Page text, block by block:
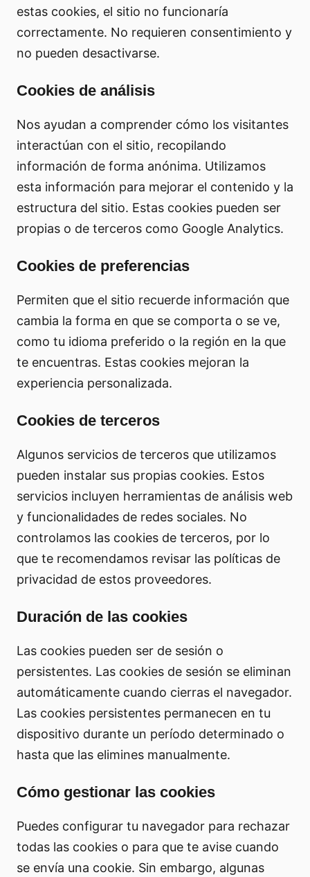
estas cookies, el sitio no funcionaría
correctamente. No requieren consentimiento y
no pueden desactivarse.
Cookies de análisis
Nos ayudan a comprender cómo los visitantes
interactúan con el sitio, recopilando
información de forma anónima. Utilizamos
esta información para mejorar el contenido y la
estructura del sitio. Estas cookies pueden ser
propias o de terceros como Google Analytics.
Cookies de preferencias
Permiten que el sitio recuerde información que
cambia la forma en que se comporta o se ve,
como tu idioma preferido o la región en la que
te encuentras. Estas cookies mejoran la
experiencia personalizada.
Cookies de terceros
Algunos servicios de terceros que utilizamos
pueden instalar sus propias cookies. Estos
servicios incluyen herramientas de análisis web
y funcionalidades de redes sociales. No
controlamos las cookies de terceros, por lo
que te recomendamos revisar las políticas de
privacidad de estos proveedores.
Duración de las cookies
Las cookies pueden ser de sesión o
persistentes. Las cookies de sesión se eliminan
automáticamente cuando cierras el navegador.
Las cookies persistentes permanecen en tu
dispositivo durante un período determinado o
hasta que las elimines manualmente.
Cómo gestionar las cookies
Puedes configurar tu navegador para rechazar
todas las cookies o para que te avise cuando
se envía una cookie. Sin embargo, algunas